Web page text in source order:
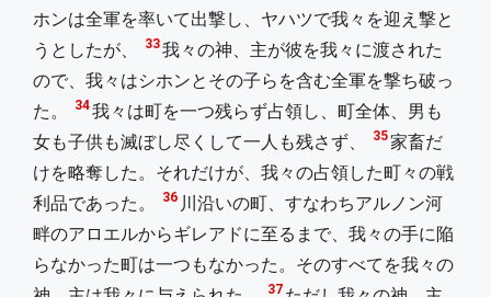
ホンは全軍を率いて出撃し、ヤハツで我々を迎え撃と
うとしたが、
33我々の神、主が彼を我々に渡された
ので、我々はシホンとその子らを含む全軍を撃ち破っ
た。
34我々は町を一つ残らず占領し、町全体、男も
女も子供も滅ぼし尽くして一人も残さず、
35家畜だ
けを略奪した。それだけが、我々の占領した町々の戦
利品であった。
36 川沿いの町、すなわちアルノン河
畔のアロエルからギレアドに至るまで、我々の手に陥
らなかった町は一つもなかった。そのすべてを我々の
37